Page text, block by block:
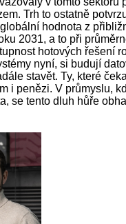
Trh to ostatně
hodnota z
2031, a to při
hotových řešení
nyní, si budují
stavět. Ty, které
i penězi. V průmyslu,
se tento dluh hůře